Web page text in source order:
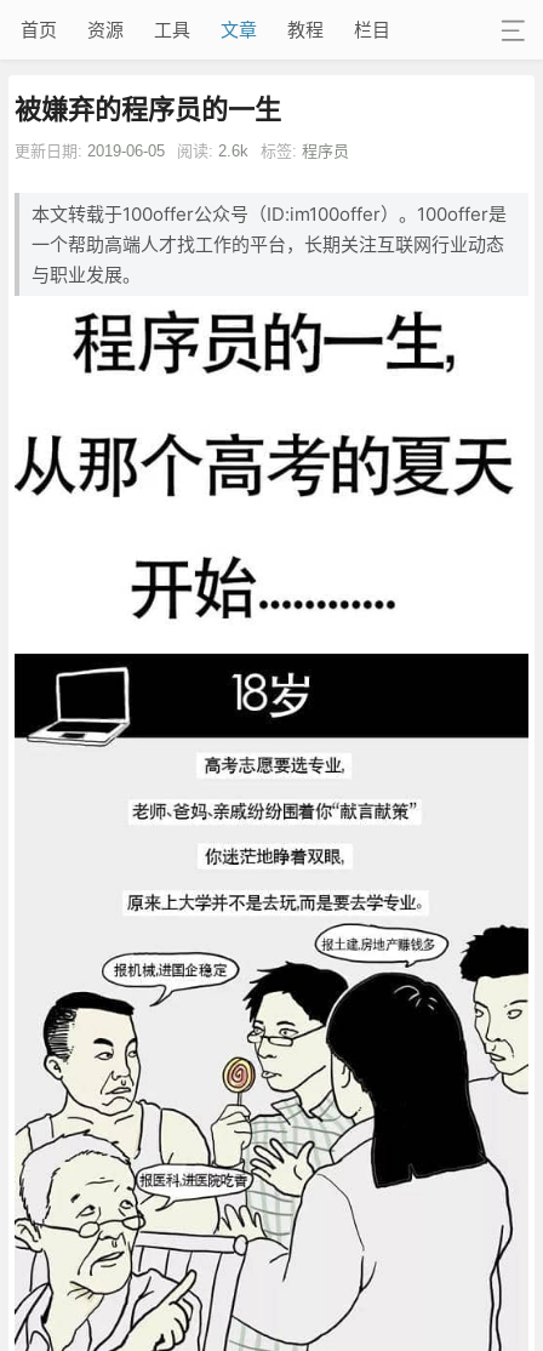
首页 资源 工具 文章 教程 栏目
被嫌弃的程序员的一生
更新日期: 2019-06-05 阅读: 2.6k 标签: 程序员
本文转载于100offer公众号（ID:im100offer）。100offer是
一个帮助高端人才找工作的平台，长期关注互联网行业动态
与职业发展。